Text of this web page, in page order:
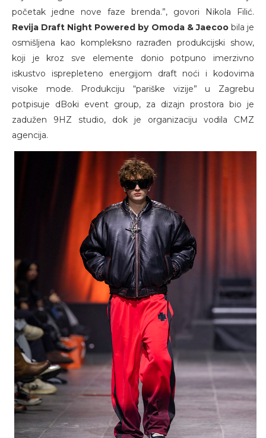
početak jedne nove faze brenda.”, govori Nikola Filić.
Revija Draft Night Powered by Omoda & Jaecoobila je
osmišljena kao kompleksno razrađen produkcijski show,
koji je kroz sve elemente donio potpuno imerzivno
iskustvo isprepleteno energijom draft noći i kodovima
visoke mode. Produkciju “pariške vizije” u Zagrebu
potpisuje dBoki event group, za dizajn prostora bio je
zadužen 9HZ studio, dok je organizaciju vodila CMZ
agencija.